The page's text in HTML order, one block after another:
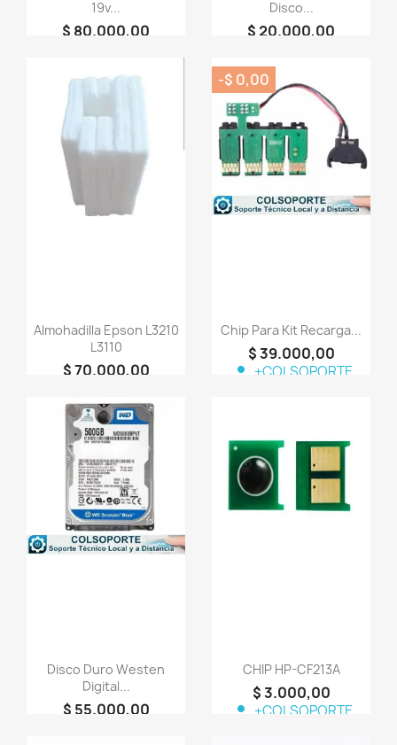
19v...
$ 80.000,00
Disco...
$ 20.000,00
Almohadilla Epson L3210
L3110
$ 70.000,00
Chip Para Kit Recarga...
$ 39.000,00
person +COLSOPORTE
favorite_border
-$ 0,00
Disco Duro Westen
Digital...
$ 55.000,00
favorite_border
CHIP HP-CF213A
$ 3.000,00
person +COLSOPORTE
favorite_border